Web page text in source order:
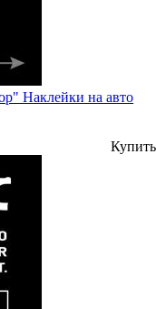
Наклейки на авто
Купить